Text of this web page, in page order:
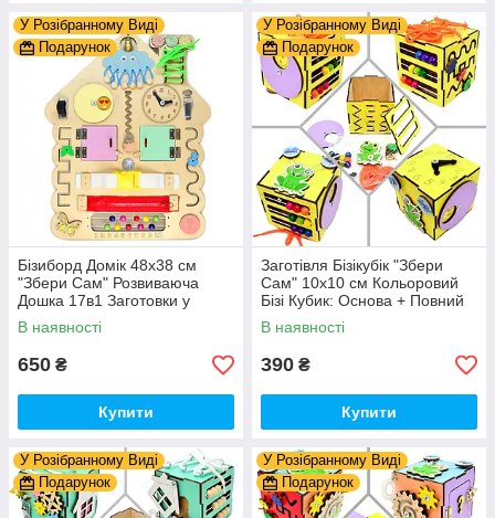
У Розібранному Виді
Подарунок
Бізиборд Домік 48x38 см
"Збери Сам" Розвиваюча
Дошка 17в1 Заготовки у
Разобранному вигляді +
Деталі та Фарба
В наявності
650 ₴
Купити
У Розібранному Виді
Подарунок
Заготівля Бізікубік "Збери
Сам" 10х10 см Кольоровий
Бізі Кубик: Основа + Повний
Комплект (в Розібраному
Виді) Кубік Бізи, Жовтий
В наявності
390 ₴
Купити
У Розібранному Виді
Подарунок
У Розібранному Виді
Подарунок